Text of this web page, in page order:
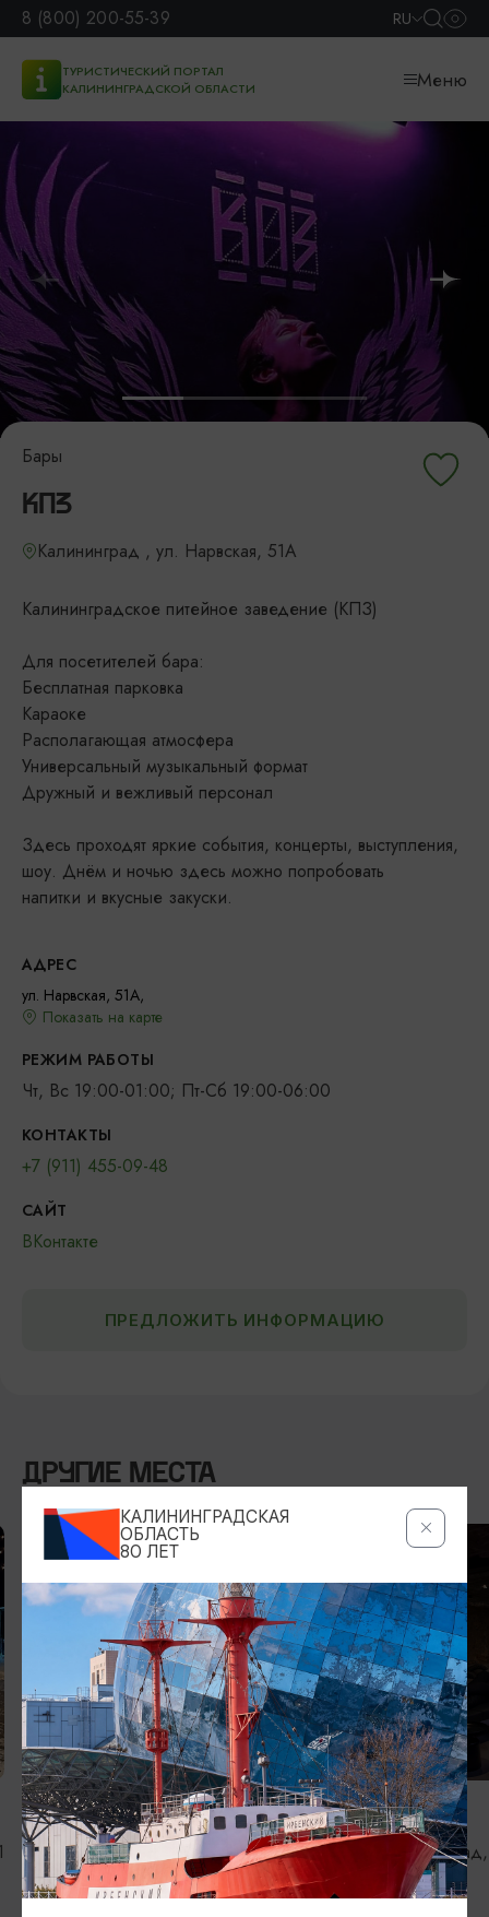
8 (800) 200-55-39 RU
ТУРИСТИЧЕСКИЙ ПОРТАЛ
КАЛИНИНГРАДСКОЙ ОБЛАСТИ
Меню
Бары
КПЗ
Калининград , ул. Нарвская, 51А
Калининградское питейное заведение (КПЗ)
Для посетителей бара:
Бесплатная парковка
Караоке
Располагающая атмосфера
Универсальный музыкальный формат
Дружный и вежливый персонал
Здесь проходят яркие события, концерты, выступления,
шоу. Днём и ночью здесь можно попробовать
напитки и вкусные закуски.
АДРЕС
ул. Нарвская, 51А,
Показать на карте
РЕЖИМ РАБОТЫ
Чт, Вс 19:00-01:00; Пт-Сб 19:00-06:00
КОНТАКТЫ
+7 (911) 455-09-48
САЙТ
ВКонтакте
ПРЕДЛОЖИТЬ ИНФОРМАЦИЮ
ДРУГИЕ МЕСТА
БАРЫ
Сердце Рок Бар/Heart Rock Bar
Калининград, Советский проспект, 21А
БАРЫ
Бар «Линч»
КАЛИНИНГРАДСКАЯ
ОБЛАСТЬ
80 ЛЕТ